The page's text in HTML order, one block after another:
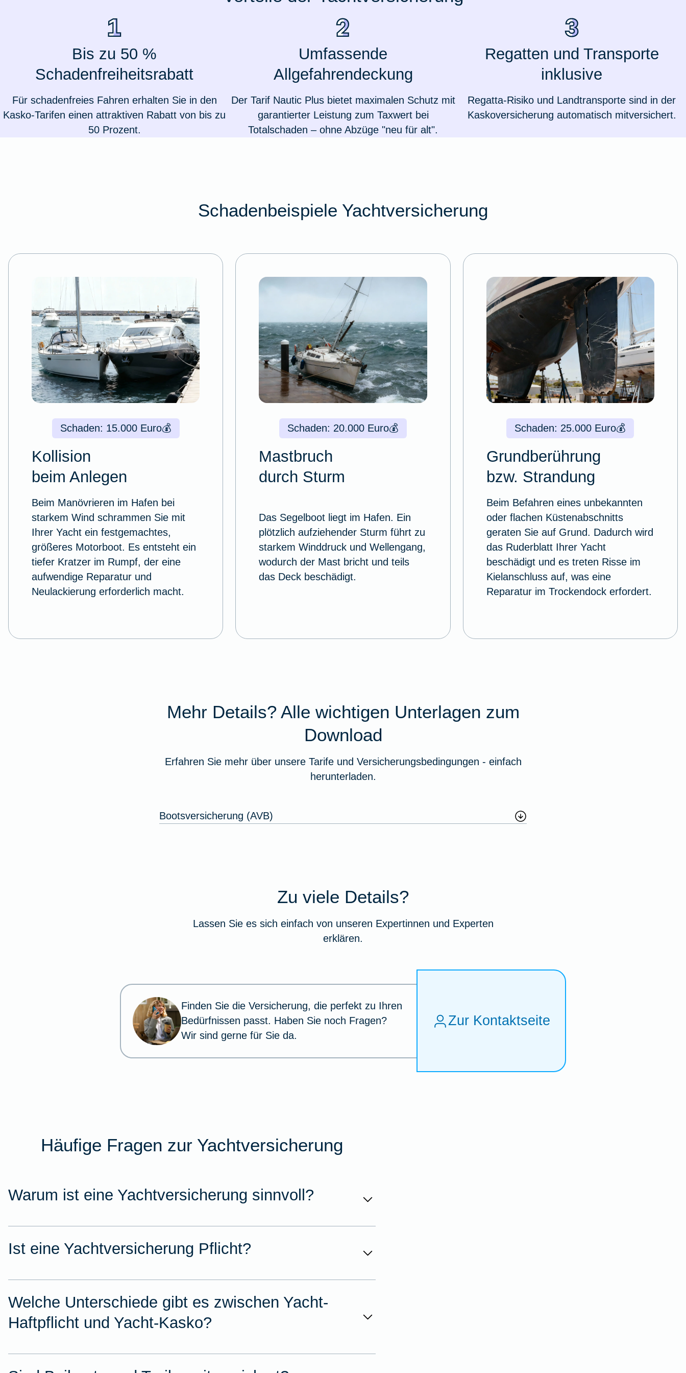
Valorenversicherung
Oldtimersammlungsversicherung
Bis zu 50 %
Schadenfreiheitsrabatt
Für schadenfreies Fahren erhalten Sie in den
Kasko-Tarifen einen attraktiven Rabatt von bis zu
50 Prozent.
Umfassende
Allgefahrendeckung
Der Tarif Nautic Plus bietet maximalen Schutz mit
garantierter Leistung zum Taxwert bei
Totalschaden – ohne Abzüge "neu für alt".
Regatten und Transporte
inklusive
Regatta-Risiko und Landtransporte sind in der
Kaskoversicherung automatisch mitversichert.
Schadenbeispiele Yachtversicherung
💰
Schaden: 15.000 Euro
Kollision
beim Anlegen
Beim Manövrieren im Hafen bei
starkem Wind schrammen Sie mit
Ihrer Yacht ein festgemachtes,
größeres Motorboot. Es entsteht ein
tiefer Kratzer im Rumpf, der eine
aufwendige Reparatur und
Neulackierung erforderlich macht.
💰
Schaden: 20.000 Euro
Mastbruch
durch Sturm
Das Segelboot liegt im Hafen. Ein
plötzlich aufziehender Sturm führt zu
starkem Winddruck und Wellengang,
wodurch der Mast bricht und teils
das Deck beschädigt.
💰
Schaden: 25.000 Euro
Grundberührung
bzw. Strandung
Beim Befahren eines unbekannten
oder flachen Küstenabschnitts
geraten Sie auf Grund. Dadurch wird
das Ruderblatt Ihrer Yacht
beschädigt und es treten Risse im
Kielanschluss auf, was eine
Reparatur im Trockendock erfordert.
Mehr Details? Alle wichtigen Unterlagen zum
Download
Erfahren Sie mehr über unsere Tarife und Versicherungsbedingungen - einfach
herunterladen.
Bootsversicherung (AVB)
Zu viele Details?
Lassen Sie es sich einfach von unseren Expertinnen und Experten
erklären.
Finden Sie die Versicherung, die perfekt zu Ihren
Bedürfnissen passt. Haben Sie noch Fragen?
Wir sind gerne für Sie da.
Zur Kontaktseite
Häufige Fragen zur Yachtversicherung
Warum ist eine Yachtversicherung sinnvoll?
Ist eine Yachtversicherung Pflicht?
Welche Unterschiede gibt es zwischen Yacht-
Haftpflicht und Yacht-Kasko?